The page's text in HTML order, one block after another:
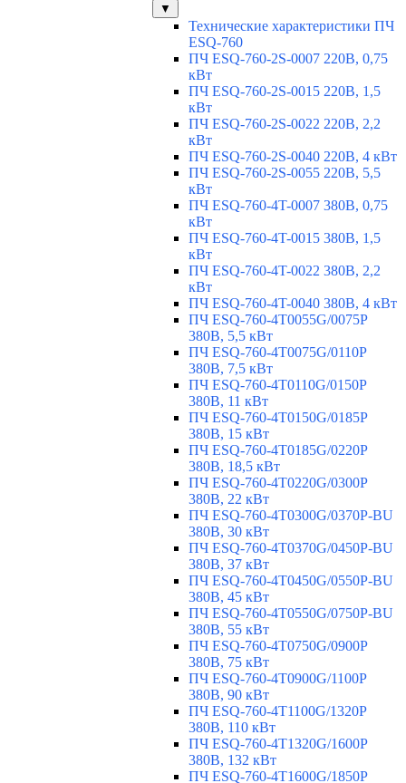
▼
Технические характеристики ПЧ
ESQ-760
ПЧ ESQ-760-2S-0007 220В, 0,75
кВт
ПЧ ESQ-760-2S-0015 220В, 1,5
кВт
ПЧ ESQ-760-2S-0022 220В, 2,2
кВт
ПЧ ESQ-760-2S-0040 220В, 4 кВт
ПЧ ESQ-760-2S-0055 220В, 5,5
кВт
ПЧ ESQ-760-4T-0007 380В, 0,75
кВт
ПЧ ESQ-760-4T-0015 380В, 1,5
кВт
ПЧ ESQ-760-4T-0022 380В, 2,2
кВт
ПЧ ESQ-760-4T-0040 380В, 4 кВт
ПЧ ESQ-760-4T0055G/0075P
380В, 5,5 кВт
ПЧ ESQ-760-4T0075G/0110P
380В, 7,5 кВт
ПЧ ESQ-760-4T0110G/0150P
380В, 11 кВт
ПЧ ESQ-760-4T0150G/0185P
380В, 15 кВт
ПЧ ESQ-760-4T0185G/0220P
380В, 18,5 кВт
ПЧ ESQ-760-4T0220G/0300P
380В, 22 кВт
ПЧ ESQ-760-4T0300G/0370P-BU
380В, 30 кВт
ПЧ ESQ-760-4T0370G/0450P-BU
380В, 37 кВт
ПЧ ESQ-760-4T0450G/0550P-BU
380В, 45 кВт
ПЧ ESQ-760-4T0550G/0750P-BU
380В, 55 кВт
ПЧ ESQ-760-4T0750G/0900P
380В, 75 кВт
ПЧ ESQ-760-4T0900G/1100P
380В, 90 кВт
ПЧ ESQ-760-4T1100G/1320P
380В, 110 кВт
ПЧ ESQ-760-4T1320G/1600P
380В, 132 кВт
ПЧ ESQ-760-4T1600G/1850P